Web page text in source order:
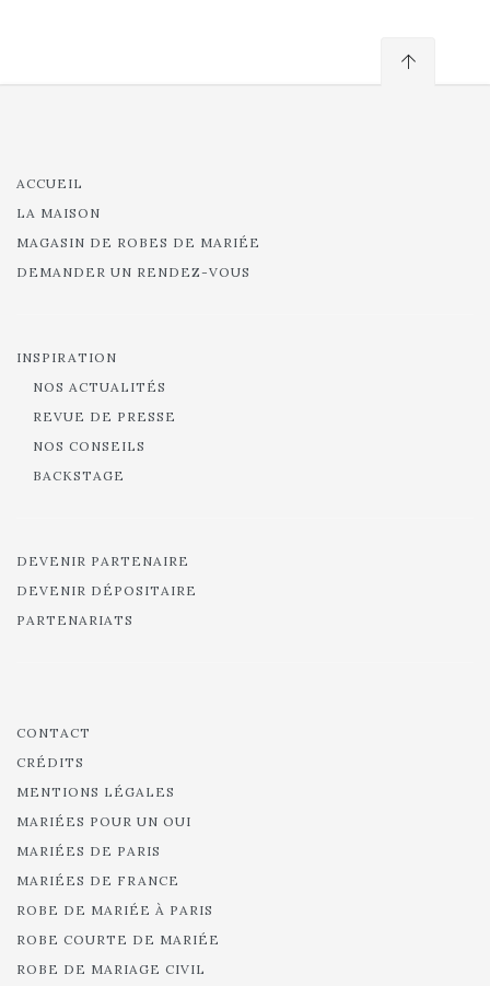
ACCUEIL
LA MAISON
MAGASIN DE ROBES DE MARIÉE
DEMANDER UN RENDEZ-VOUS
INSPIRATION
NOS ACTUALITÉS
REVUE DE PRESSE
NOS CONSEILS
BACKSTAGE
DEVENIR PARTENAIRE
DEVENIR DÉPOSITAIRE
PARTENARIATS
CONTACT
CRÉDITS
MENTIONS LÉGALES
MARIÉES POUR UN OUI
MARIÉES DE PARIS
MARIÉES DE FRANCE
ROBE DE MARIÉE À PARIS
ROBE COURTE DE MARIÉE
ROBE DE MARIAGE CIVIL